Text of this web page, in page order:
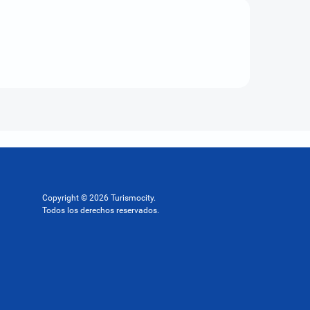
Copyright © 2026 Turismocity.
Todos los derechos reservados.